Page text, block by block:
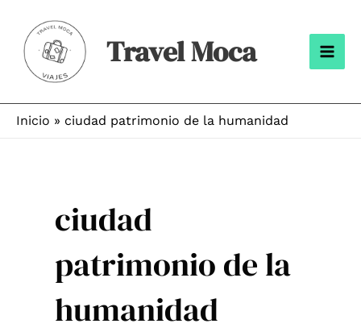
contenido
Travel Moca
Inicio ciudad patrimonio de la humanidad
ciudad
patrimonio de la
humanidad